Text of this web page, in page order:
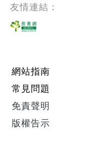
友情連結：
Footer menu
網站指南
常見問題
免責聲明
版權告示